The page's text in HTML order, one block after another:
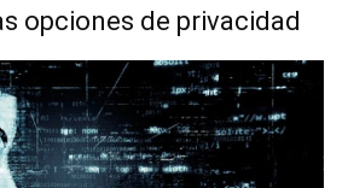
opciones de privacidad